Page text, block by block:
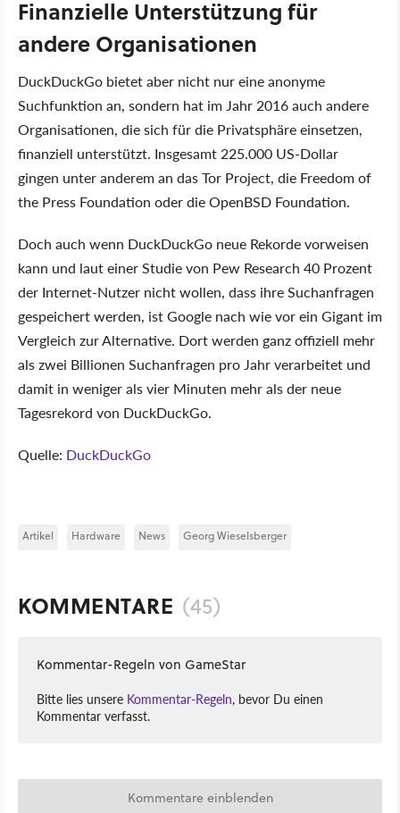
Finanzielle Unterstützung für
andere Organisationen
DuckDuckGo bietet aber nicht nur eine anonyme
Suchfunktion an, sondern hat im Jahr 2016 auch andere
Organisationen, die sich für die Privatsphäre einsetzen,
finanziell unterstützt. Insgesamt 225.000 US-Dollar
gingen unter anderem an das Tor Project, die Freedom of
the Press Foundation oder die OpenBSD Foundation.
Doch auch wenn DuckDuckGo neue Rekorde vorweisen
kann und laut einer Studie von Pew Research 40 Prozent
der Internet-Nutzer nicht wollen, dass ihre Suchanfragen
gespeichert werden, ist Google nach wie vor ein Gigant im
Vergleich zur Alternative. Dort werden ganz offiziell mehr
als zwei Billionen Suchanfragen pro Jahr verarbeitet und
damit in weniger als vier Minuten mehr als der neue
Tagesrekord von DuckDuckGo.
Quelle: DuckDuckGo
Artikel Hardware News Georg Wieselsberger
KOMMENTARE (45)
Kommentar-Regeln von GameStar
Bitte lies unsere Kommentar-Regeln, bevor Du einen
Kommentar verfasst.
Kommentare einblenden